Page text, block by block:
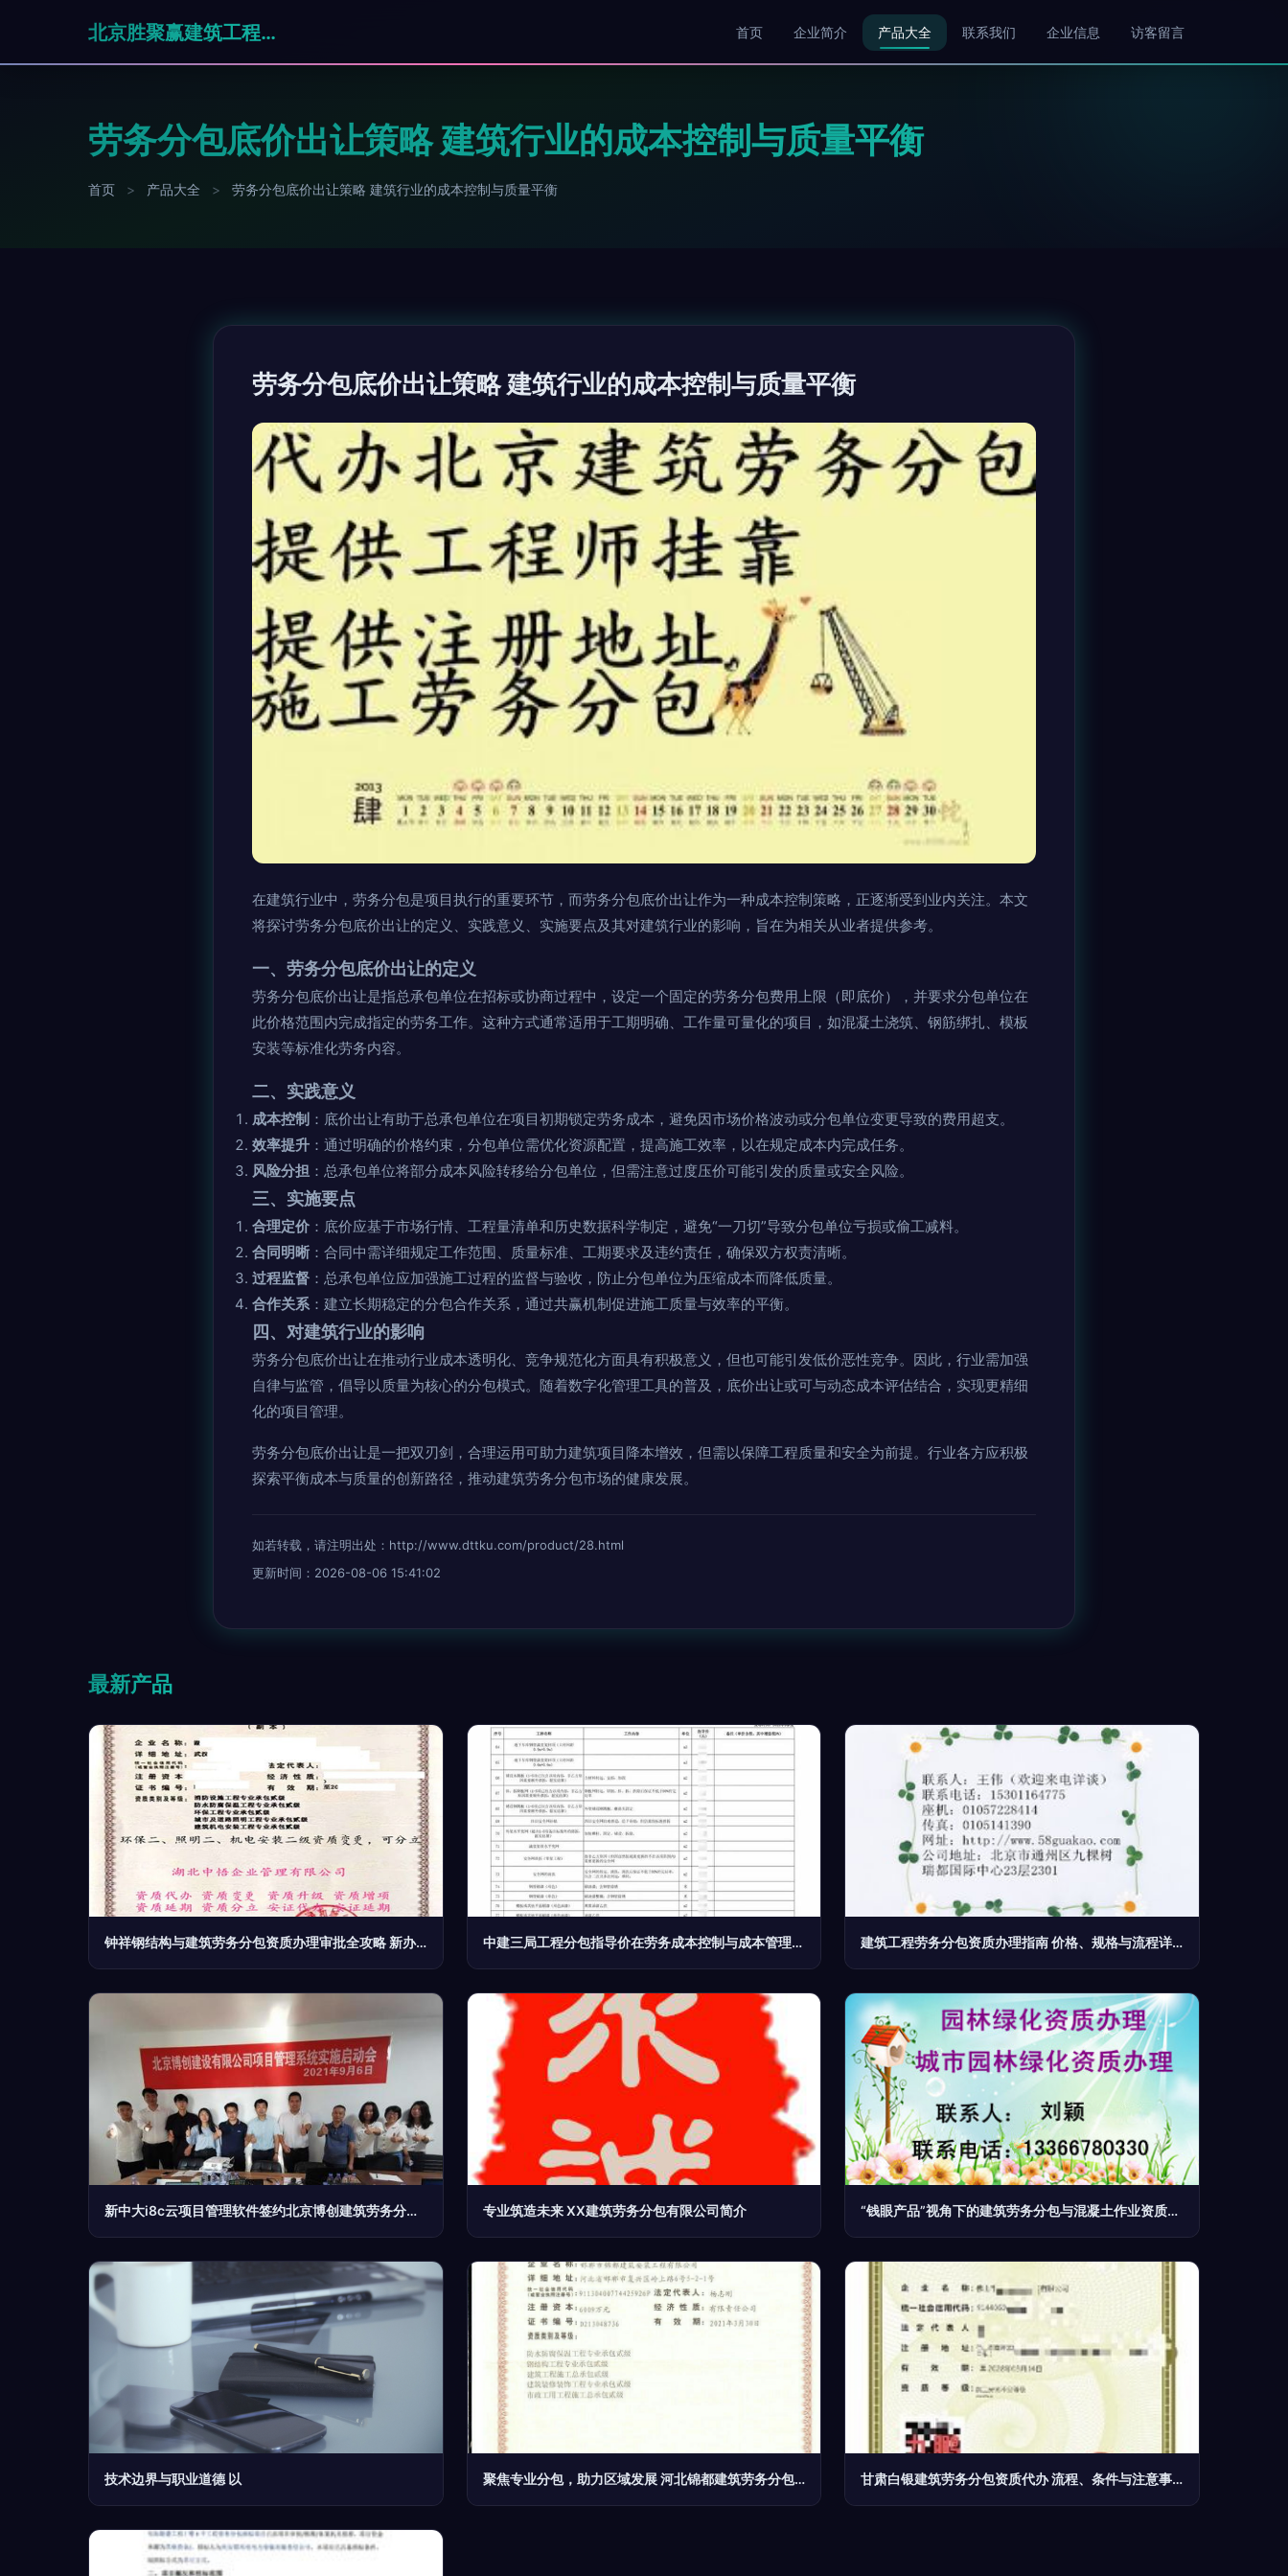
北京胜聚赢建筑工程有限公司 首页 企业简介 产品大全 联系我们 企业信息 访客留言
劳务分包底价出让策略 建筑行业的成本控制与质量平衡
首页 > 产品大全 > 劳务分包底价出让策略 建筑行业的成本控制与质量平衡
劳务分包底价出让策略 建筑行业的成本控制与质量平衡
在建筑行业中，劳务分包是项目执行的重要环节，而劳务分包底价出让作为一种成本控制策略，正逐渐受到业内关注。本文
将探讨劳务分包底价出让的定义、实践意义、实施要点及其对建筑行业的影响，旨在为相关从业者提供参考。
一、劳务分包底价出让的定义
劳务分包底价出让是指总承包单位在招标或协商过程中，设定一个固定的劳务分包费用上限（即底价），并要求分包单位在
此价格范围内完成指定的劳务工作。这种方式通常适用于工期明确、工作量可量化的项目，如混凝土浇筑、钢筋绑扎、模板
安装等标准化劳务内容。
二、实践意义
成本控制 ：底价出让有助于总承包单位在项目初期锁定劳务成本，避免因市场价格波动或分包单位变更导致的费用超支。
效率提升 ：通过明确的价格约束，分包单位需优化资源配置，提高施工效率，以在规定成本内完成任务。
风险分担 ：总承包单位将部分成本风险转移给分包单位，但需注意过度压价可能引发的质量或安全风险。
三、实施要点
合理定价 ：底价应基于市场行情、工程量清单和历史数据科学制定，避免“一刀切”导致分包单位亏损或偷工减料。
合同明晰 ：合同中需详细规定工作范围、质量标准、工期要求及违约责任，确保双方权责清晰。
过程监督 ：总承包单位应加强施工过程的监督与验收，防止分包单位为压缩成本而降低质量。
合作关系：建立长期稳定的分包合作关系，通过共赢机制促进施工质量与效率的平衡。
四、对建筑行业的影响
劳务分包底价出让在推动行业成本透明化、竞争规范化方面具有积极意义，但也可能引发低价恶性竞争。因此，行业需加强
自律与监管，倡导以质量为核心的分包模式。随着数字化管理工具的普及，底价出让或可与动态成本评估结合，实现更精细
化的项目管理。
劳务分包底价出让是一把双刃剑，合理运用可助力建筑项目降本增效，但需以保障工程质量和安全为前提。行业各方应积极
探索平衡成本与质量的创新路径，推动建筑劳务分包市场的健康发展。
如若转载，请注明出处：http://www.dttku.com/product/28.html
更新时间：2026-08-06 15:41:02
最新产品
钟祥钢结构与建筑劳务分包资质办理审批全攻略 新办流程与要点解析 中建三局工程分包指导价在劳务成本控制与成本管理中的应用研究 建筑工程劳务分包资质办理指南 价格、规格与流程详解
新中大i8c云项目管理软件签约北京博创建筑劳务分包，共筑数字化未来 专业筑造未来 XX建筑劳务分包有限公司简介 “钱眼产品”视角下的建筑劳务分包与混凝土作业资质管理
技术边界与职业道德 以 聚焦专业分包，助力区域发展 河北锦都建筑劳务分包山东分公司解析 甘肃白银建筑劳务分包资质代办 流程、条件与注意事项